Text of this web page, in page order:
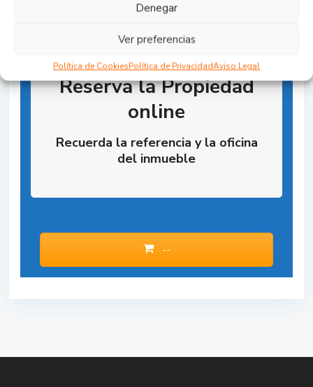
Denegar
Ver preferencias
Política de CookiesPolítica de PrivacidadAviso Legal
Reserva la Propiedad
online
Recuerda la referencia y la oficina
del inmueble
--